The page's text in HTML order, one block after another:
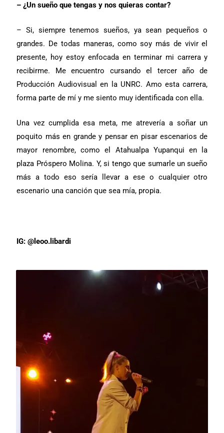
– ¿Un sueño que tengas y nos quieras contar?
– Si, siempre tenemos sueños, ya sean pequeños o
grandes. De todas maneras, como soy más de vivir el
presente, hoy estoy enfocada en terminar mi carrera y
recibirme. Me encuentro cursando el tercer año de
Producción Audiovisual en la UNRC. Amo esta carrera,
forma parte de mí y me siento muy identificada con ella.
Una vez cumplida esa meta, me atrevería a soñar un
poquito más en grande y pensar en pisar escenarios de
mayor renombre, como el Atahualpa Yupanqui en la
plaza Próspero Molina. Y, si tengo que sumarle un sueño
más a todo eso sería llevar a ese o cualquier otro
escenario una canción que sea mía, propia.
IG: @leoo.libardi